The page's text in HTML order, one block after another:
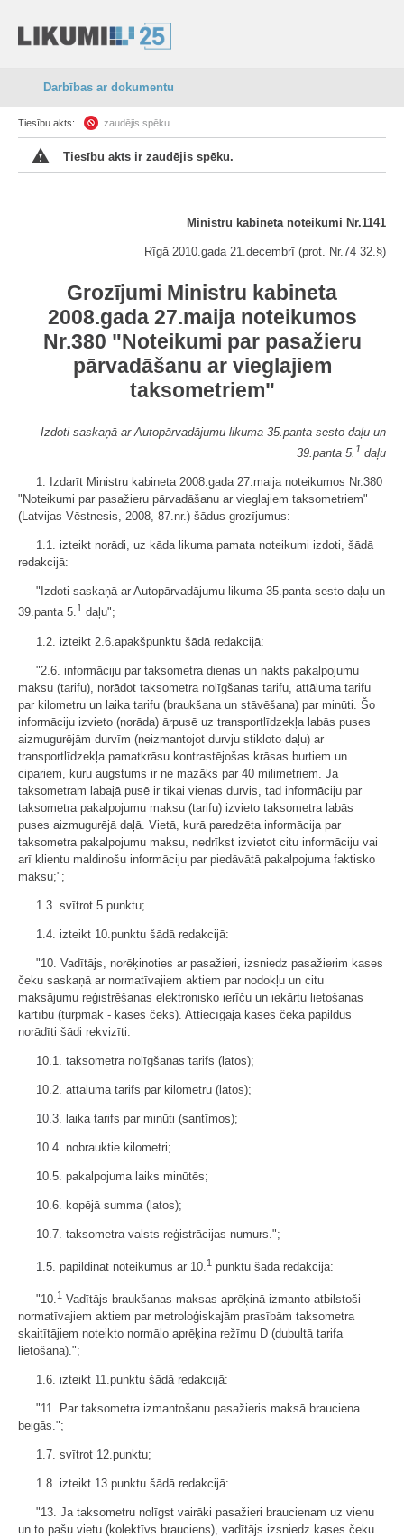
Darbības ar dokumentu
Tiesību akts: zaudējis spēku
Tiesību akts ir zaudējis spēku.
Ministru kabineta noteikumi Nr.1141
Rīgā 2010.gada 21.decembrī (prot. Nr.74 32.§)
Grozījumi Ministru kabineta
2008.gada 27.maija noteikumos
Nr.380 "Noteikumi par pasažieru
pārvadāšanu ar vieglajiem
taksometriem"
Izdoti saskaņā ar Autopārvadājumu likuma 35.panta sesto daļu un
39.panta 5. 1 daļu
1. Izdarīt Ministru kabineta 2008.gada 27.maija noteikumos Nr.380
"Noteikumi par pasažieru pārvadāšanu ar vieglajiem taksometriem"
(Latvijas Vēstnesis, 2008, 87.nr.) šādus grozījumus:
1.1. izteikt norādi, uz kāda likuma pamata noteikumi izdoti, šādā
redakcijā:
"Izdoti saskaņā ar Autopārvadājumu likuma 35.panta sesto daļu un
39.panta 5.1 daļu";
1.2. izteikt 2.6.apakšpunktu šādā redakcijā:
"2.6. informāciju par taksometra dienas un nakts pakalpojumu
maksu (tarifu), norādot taksometra nolīgšanas tarifu, attāluma tarifu
par kilometru un laika tarifu (braukšana un stāvēšana) par minūti. Šo
informāciju izvieto (norāda) ārpusē uz transportlīdzekļa labās puses
aizmugurējām durvīm (neizmantojot durvju stikloto daļu) ar
transportlīdzekļa pamatkrāsu kontrastējošas krāsas burtiem un
cipariem, kuru augstums ir ne mazāks par 40 milimetriem. Ja
taksometram labajā pusē ir tikai vienas durvis, tad informāciju par
taksometra pakalpojumu maksu (tarifu) izvieto taksometra labās
puses aizmugurējā daļā. Vietā, kurā paredzēta informācija par
taksometra pakalpojumu maksu, nedrīkst izvietot citu informāciju vai
arī klientu maldinošu informāciju par piedāvātā pakalpojuma faktisko
maksu;";
1.3. svītrot 5.punktu;
1.4. izteikt 10.punktu šādā redakcijā:
"10. Vadītājs, norēķinoties ar pasažieri, izsniedz pasažierim kases
čeku saskaņā ar normatīvajiem aktiem par nodokļu un citu
maksājumu reģistrēšanas elektronisko ierīču un iekārtu lietošanas
kārtību (turpmāk - kases čeks). Attiecīgajā kases čekā papildus
norādīti šādi rekvizīti:
10.1. taksometra nolīgšanas tarifs (latos);
10.2. attāluma tarifs par kilometru (latos);
10.3. laika tarifs par minūti (santīmos);
10.4. nobrauktie kilometri;
10.5. pakalpojuma laiks minūtēs;
10.6. kopējā summa (latos);
10.7. taksometra valsts reģistrācijas numurs.";
1.5. papildināt noteikumus ar 10. 1 punktu šādā redakcijā:
"10.1 Vadītājs braukšanas maksas aprēķinā izmanto atbilstoši
normatīvajiem aktiem par metroloģiskajām prasībām taksometra
skaitītājiem noteikto normālo aprēķina režīmu D (dubultā tarifa
lietošana).";
1.6. izteikt 11.punktu šādā redakcijā:
"11. Par taksometra izmantošanu pasažieris maksā brauciena
beigās.";
1.7. svītrot 12.punktu;
1.8. izteikt 13.punktu šādā redakcijā:
"13. Ja taksometru nolīgst vairāki pasažieri braucienam uz vienu
un to pašu vietu (kolektīvs brauciens), vadītājs izsniedz kases čeku